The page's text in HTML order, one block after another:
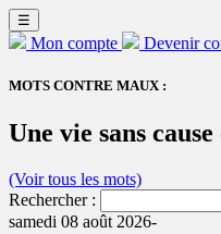
☰
Mon compte Devenir
MOTS CONTRE MAUX :
Une vie sans
(Voir tous les mots)
Rechercher :
samedi 08 août 2026-